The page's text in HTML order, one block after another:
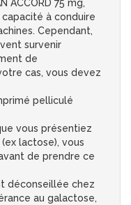
ACCORD 75 mg,
à conduire
Cependant,
survenir
de
cas, vous devez
pelliculé
vous présentiez
lactose), vous
de prendre ce
déconseillée chez
au galactose,